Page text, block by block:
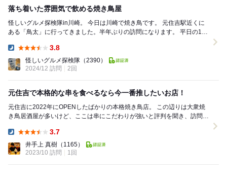
落ち着いた雰囲気で飲める焼き鳥屋
怪しいグルメ探検隊in川崎。 今日は川崎で焼き鳥です。 元住吉駅近くに
ある「鳥太」に行ってきました。半年ぶりの訪問になります。 平日の18
3.8
怪しいグルメ探検隊 （2390）
2024/12 訪問
2回
元住吉で本格的な串を食べるなら今一番推したいお店！
元住吉に2022年にOPENしたばかりの本格焼き鳥店。 この辺りは大衆焼
き鳥居酒屋が多いけど、ここは串にこだわりが強いと評判を聞き、訪問。
3.7
井手上 真樹 （1165）
2023/10 訪問
1回